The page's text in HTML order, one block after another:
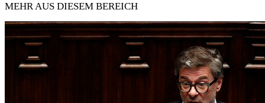
MEHR AUS DIESEM BEREICH